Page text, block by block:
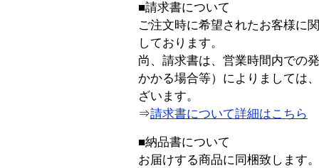
■請求書について
ご注文時に希望されたお客様に
しております。
尚、請求書は、営業時間内での
かかる場合等）によりましては
ざいます。
⇒請求書について詳細はこちら
■納品書について
お届けする商品に同梱致します。